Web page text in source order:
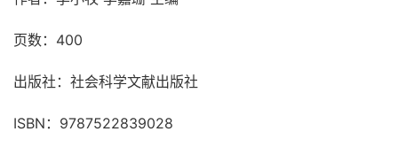
页数：400
出版社：社会科学文献出版社
ISBN：9787522839028